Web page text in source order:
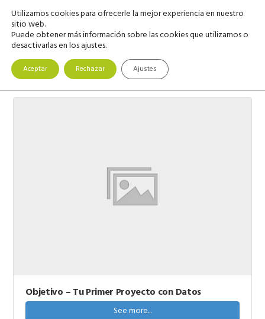
Saltar
navegación
principal
Saltar
contenido
principal
MENU
Cursosdisponibles
Objetivo – Tu Primer Proyecto con Datos
See more...
Utilizamos cookies para ofrecerle la mejor experiencia en nuestro
sitio web.
Puede obtener más información sobre las cookies que utilizamos o
desactivarlas en los ajustes.
Aceptar Rechazar Ajustes